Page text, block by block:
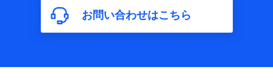
年数などの情報、ペットの種類や年齢などの情報などが含ま
れます。
【共同して利用する者の範囲】
株式会社NTTドコモ
お問い合わせはこちら